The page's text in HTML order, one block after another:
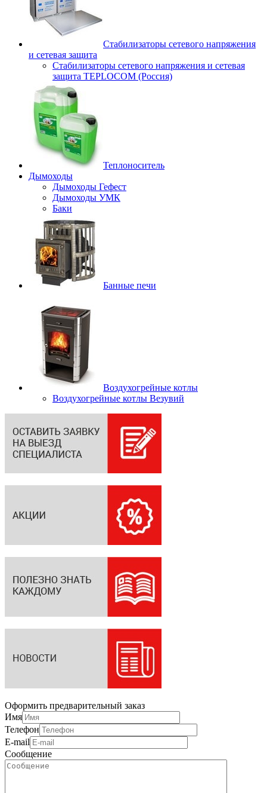
Стабилизаторы сетевого напряжения
и сетевая защита
Стабилизаторы сетевого напряжения и сетевая
защита TEPLOCOM (Россия)
Теплоноситель
Дымоходы
Дымоходы Гефест
Дымоходы УМК
Баки
Банные печи
Воздухогрейные котлы
Воздухогрейные котлы Везувий
Оформить предварительный заказ
Имя
Телефон
E-mail
Сообщение